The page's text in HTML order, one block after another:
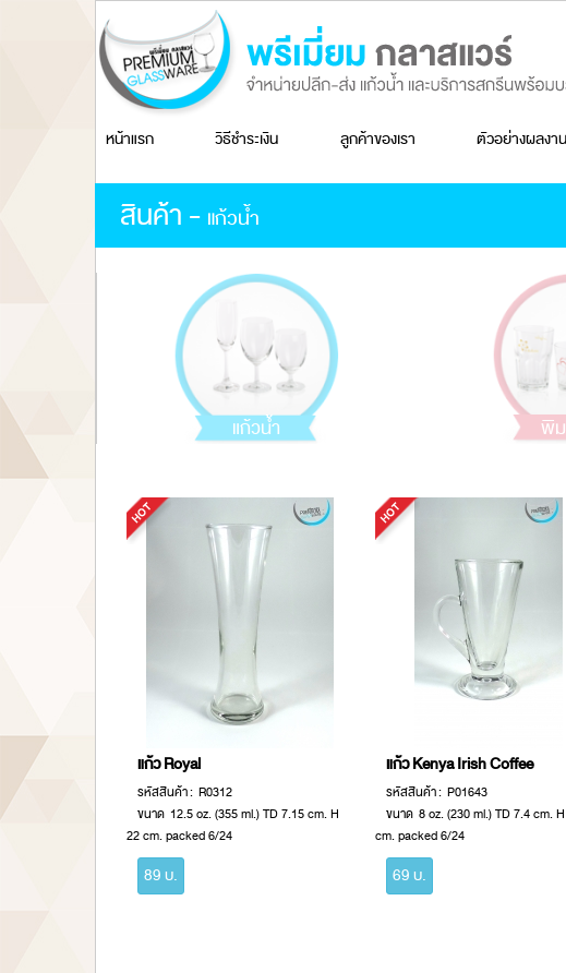
หน้าแรก วิธีชำระเงิน ลูกค้าของเรา ตัวอย่างผลงาน
สินค้า - แก้วน้ำ
แก้วน้ำ พิ
แก้ว Royal
รหัสสินค้า : R0312
ขนาด 12.5 oz. (355 ml.) TD 7.15 cm. H
22 cm. packed 6/24
89 บ.
แก้ว Kenya Irish Coffee
รหัสสินค้า : P01643
ขนาด 8 oz. (230 ml.) TD 7.4 cm.
cm. packed 6/24
69 บ.